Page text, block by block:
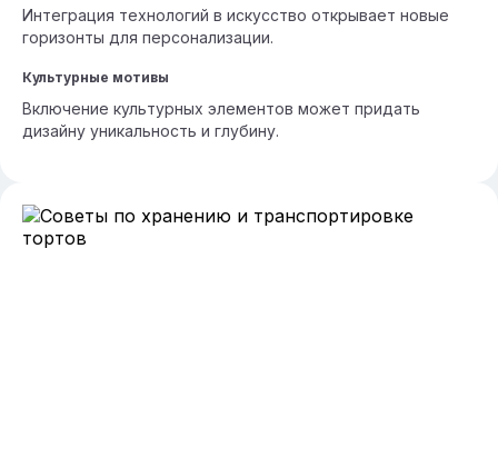
Интеграция технологий в искусство открывает новые
горизонты для персонализации.
Культурные мотивы
Включение культурных элементов может придать
дизайну уникальность и глубину.